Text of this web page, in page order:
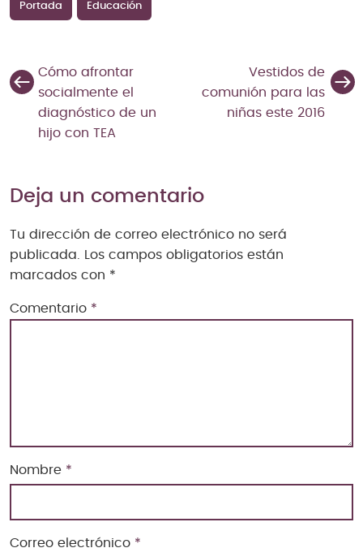
Portada Educación
Cómo afrontar
socialmente el
diagnóstico de un
hijo con TEA
Vestidos de
comunión para las
niñas este 2016
Deja un comentario
Tu dirección de correo electrónico no será
publicada. Los campos obligatorios están
marcados con *
Comentario *
Nombre *
Correo electrónico *